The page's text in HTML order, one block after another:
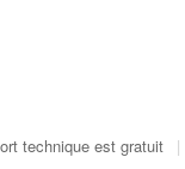
technique est gratuit
|